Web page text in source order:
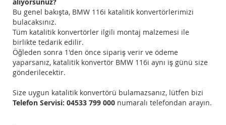
alıyorsunuz?
Bu genel bakışta, BMW 116i katalitik konvertörlerimizi
bulacaksınız.
Tüm katalitik konvertörler ilgili montaj malzemesi ile
birlikte tedarik edilir.
Öğleden sonra 1'den önce sipariş verir ve ödeme
yaparsanız, katalitik konvertör BMW 116i aynı iş günü size
gönderilecektir.
Size uygun katalitik konvertörü bulamazsanız, lütfen bizi
Telefon Servisi: 04533 799 000 numaralı telefondan arayın.